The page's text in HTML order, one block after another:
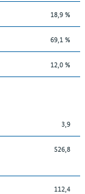
18,9 %
69,1 %
12,0 %
3,9
526,8
112,4